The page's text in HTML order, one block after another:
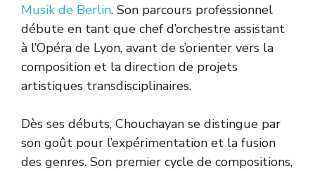
Musik de Berlin. Son parcours professionnel
débute en tant que chef d’orchestre assistant
à l’Opéra de Lyon, avant de s’orienter vers la
composition et la direction de projets
artistiques transdisciplinaires.
Dès ses débuts, Chouchayan se distingue par
son goût pour l’expérimentation et la fusion
des genres. Son premier cycle de compositions,